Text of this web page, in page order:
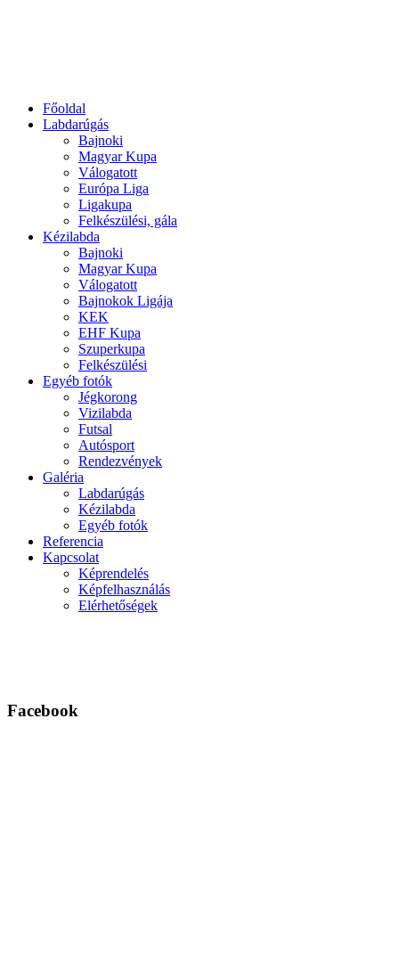
Főoldal
Labdarúgás
Bajnoki
Magyar Kupa
Válogatott
Európa Liga
Ligakupa
Felkészülési, gála
Kézilabda
Bajnoki
Magyar Kupa
Válogatott
Bajnokok Ligája
KEK
EHF Kupa
Szuperkupa
Felkészülési
Egyéb fotók
Jégkorong
Vizilabda
Futsal
Autósport
Rendezvények
Galéria
Labdarúgás
Kézilabda
Egyéb fotók
Referencia
Kapcsolat
Képrendelés
Képfelhasználás
Elérhetőségek
Facebook